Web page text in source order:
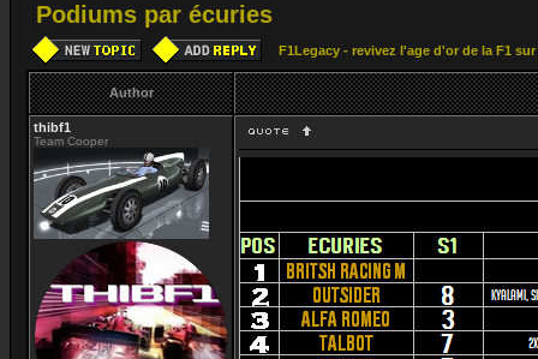
Podiums par écuries
F1Legacy - revivez l'age d'or de la F1
Author
thibf1
Team Cooper